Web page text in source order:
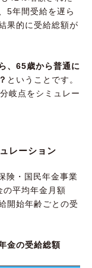
5年間受給を遅ら
果的に受給総額が
、65歳から普通に
ということです。
岐点をシミュレー
レーション
険・国民年金事業
の平均年金月額
開始年齢ごとの受
金の受給総額